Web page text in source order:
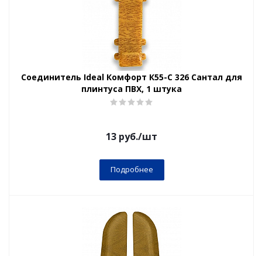
Соединитель Ideal Комфорт К55-С 326 Сантал для
плинтуса ПВХ, 1 штука
13 руб./шт
Подробнее